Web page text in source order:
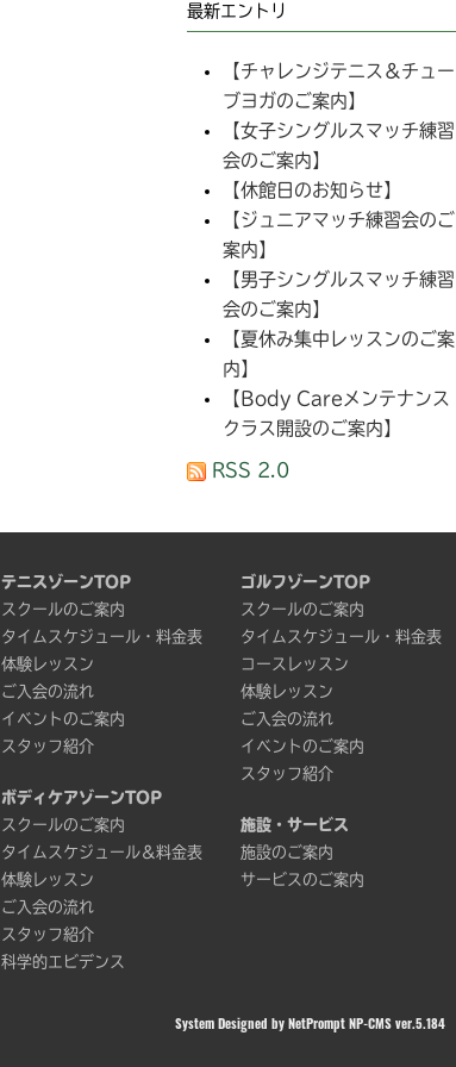
最新エントリ
【チャレンジテニス＆チュー
ブヨガのご案内】
【女子シングルスマッチ練習
会のご案内】
【休館日のお知らせ】
【ジュニアマッチ練習会のご
案内】
【男子シングルスマッチ練習
会のご案内】
【夏休み集中レッスンのご案
内】
【Body Careメンテナンス
クラス開設のご案内】
RSS 2.0
テニスゾーンTOP
スクールのご案内
タイムスケジュール・料金表
体験レッスン
ご入会の流れ
イベントのご案内
スタッフ紹介
ボディケアゾーンTOP
スクールのご案内
タイムスケジュール＆料金表
体験レッスン
ご入会の流れ
スタッフ紹介
科学的エビデンス
ゴルフゾーンTOP
スクールのご案内
タイムスケジュール・料金表
コースレッスン
体験レッスン
ご入会の流れ
イベントのご案内
スタッフ紹介
施設・サービス
施設のご案内
サービスのご案内
System Designed by NetPrompt NP-CMS ver.5.184